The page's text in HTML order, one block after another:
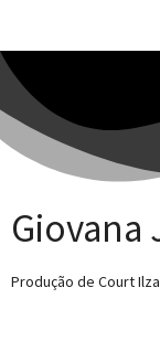
Giovana
Produção de Court